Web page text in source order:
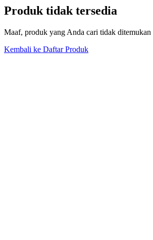
Produk tidak tersedia
Maaf, produk yang Anda cari tidak ditemukan
Kembali ke Daftar Produk